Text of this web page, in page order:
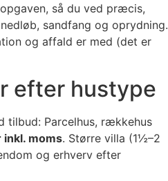
så du ved præcis,
sandfang og oprydning.
og affald er med (det er
efter hustype
tilbud: Parcelhus, rækkehus
inkl. moms. Større villa (1½–2
og erhverv efter